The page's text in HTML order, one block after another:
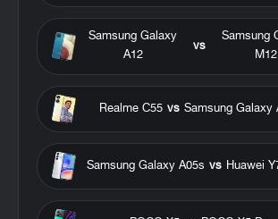
Samsung
M12
vs
Samsung Galaxy
A12
Samsung Galaxy
vs
Realme C55
Huawei
vs
Samsung Galaxy A05s